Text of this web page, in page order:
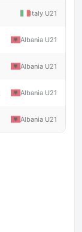
Italy U21
Albania U21
Albania U21
Albania U21
Albania U21